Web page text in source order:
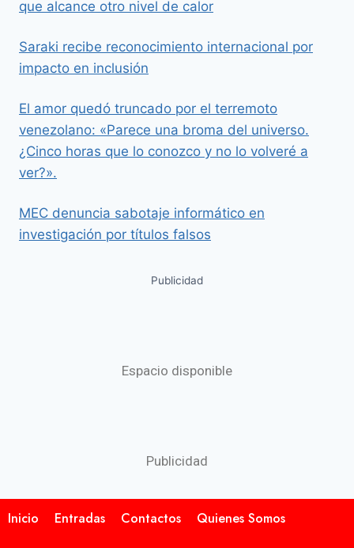
que alcance otro nivel de calor
Saraki recibe reconocimiento internacional por
impacto en inclusión
El amor quedó truncado por el terremoto
venezolano: «Parece una broma del universo.
¿Cinco horas que lo conozco y no lo volveré a
ver?».
MEC denuncia sabotaje informático en
investigación por títulos falsos
Publicidad
Espacio disponible
Publicidad
Inicio Entradas Contactos Quienes Somos